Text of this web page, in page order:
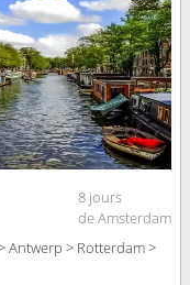
8 jours
de Amsterdam
Antwerp > Rotterdam >